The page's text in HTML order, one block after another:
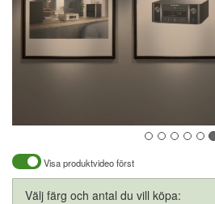
Visa produktvideo först
Välj färg och antal du vill köpa: